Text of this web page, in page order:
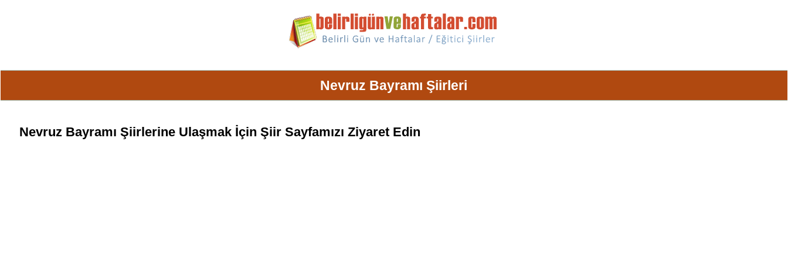
Nevruz Bayramı Şiirleri
Nevruz Bayramı Şiirlerine Ulaşmak İçin Şiir Sayfamızı Ziyaret Edin